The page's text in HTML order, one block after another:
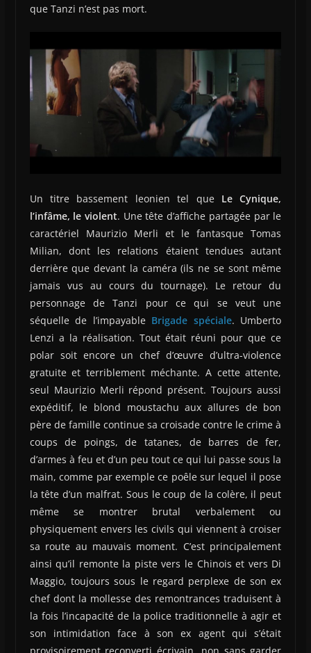
que Tanzi n’est pas mort.
Un titre bassement leonien tel que Le Cynique,
l’infâme, le violent. Une tête d’affiche partagée par le
caractériel Maurizio Merli et le fantasque Tomas
Milian, dont les relations étaient tendues autant
derrière que devant la caméra (ils ne se sont même
jamais vus au cours du tournage). Le retour du
personnage de Tanzi pour ce qui se veut une
séquelle de l’impayable Brigade spéciale. Umberto
Lenzi a la réalisation. Tout était réuni pour que ce
polar soit encore un chef d’œuvre d’ultra-violence
gratuite et terriblement méchante. A cette attente,
seul Maurizio Merli répond présent. Toujours aussi
expéditif, le blond moustachu aux allures de bon
père de famille continue sa croisade contre le crime à
coups de poings, de tatanes, de barres de fer,
d’armes à feu et d’un peu tout ce qui lui passe sous la
main, comme par exemple ce poêle sur lequel il pose
la tête d’un malfrat. Sous le coup de la colère, il peut
même se montrer brutal verbalement ou
physiquement envers les civils qui viennent à croiser
sa route au mauvais moment. C’est principalement
ainsi qu’il remonte la piste vers le Chinois et vers Di
Maggio, toujours sous le regard perplexe de son ex
chef dont la mollesse des remontrances traduisent à
la fois l’incapacité de la police traditionnelle à agir et
son intimidation face à son ex agent qui s’était